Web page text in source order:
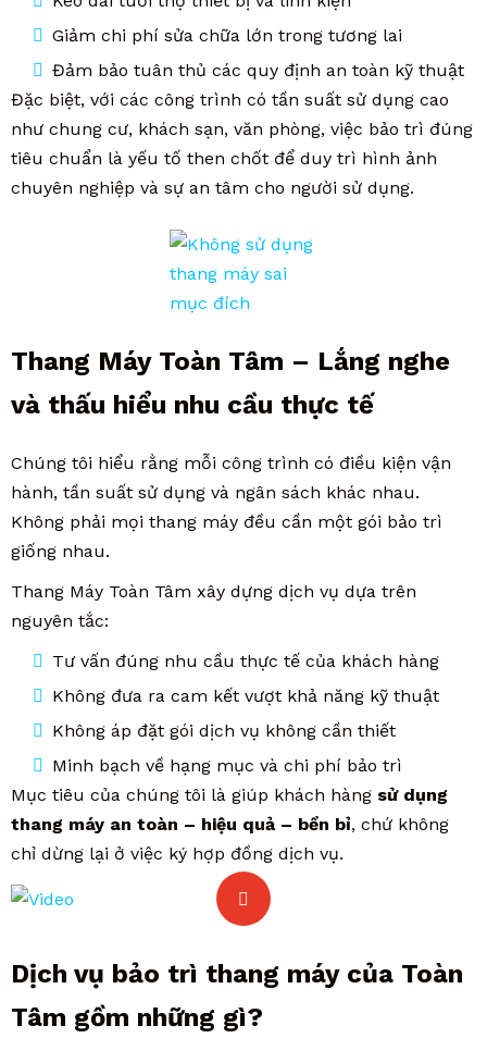
Giảm chi phí sửa chữa lớn trong tương lai
Đảm bảo tuân thủ các quy định an toàn kỹ thuật
Đặc biệt, với các công trình có tần suất sử dụng cao
như chung cư, khách sạn, văn phòng, việc bảo trì đúng
tiêu chuẩn là yếu tố then chốt để duy trì hình ảnh
chuyên nghiệp và sự an tâm cho người sử dụng.
Thang Máy Toàn Tâm – Lắng nghe
và thấu hiểu nhu cầu thực tế
Chúng tôi hiểu rằng mỗi công trình có điều kiện vận
hành, tần suất sử dụng và ngân sách khác nhau.
Không phải mọi thang máy đều cần một gói bảo trì
giống nhau.
Thang Máy Toàn Tâm xây dựng dịch vụ dựa trên
nguyên tắc:
Tư vấn đúng nhu cầu thực tế của khách hàng
Không đưa ra cam kết vượt khả năng kỹ thuật
Không áp đặt gói dịch vụ không cần thiết
Minh bạch về hạng mục và chi phí bảo trì
Mục tiêu của chúng tôi là giúp khách hàng sử dụng
thang máy an toàn – hiệu quả – bền bỉ, chứ không
chỉ dừng lại ở việc ký hợp đồng dịch vụ.
Dịch vụ bảo trì thang máy của Toàn
Tâm gồm những gì?